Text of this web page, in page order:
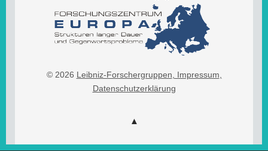
© 2026 Leibniz-Forschergruppen , Impressum
Datenschutzerklärung